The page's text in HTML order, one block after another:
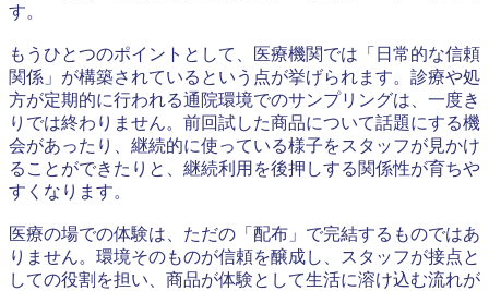
す。
もうひとつのポイントとして、医療機関では「日常的な信頼
関係」が構築されているという点が挙げられます。診療や処
方が定期的に行われる通院環境でのサンプリングは、一度き
りでは終わりません。前回試した商品について話題にする機
会があったり、継続的に使っている様子をスタッフが見かけ
ることができたりと、継続利用を後押しする関係性が育ちや
すくなります。
医療の場での体験は、ただの「配布」で完結するものではあ
りません。環境そのものが信頼を醸成し、スタッフが接点と
しての役割を担い、商品が体験として生活に溶け込む流れが